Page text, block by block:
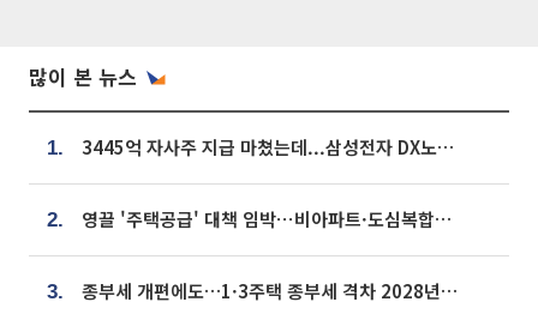
많이 본 뉴스
1. 3445억 자사주 지급 마쳤는데...삼성전자 DX노조, 뒤늦은 '떼쓰기 집회'
2. 영끌 '주택공급' 대책 임박⋯비아파트·도심복합까지 총동원
3. 종부세 개편에도…1·3주택 종부세 격차 2028년부터 확대